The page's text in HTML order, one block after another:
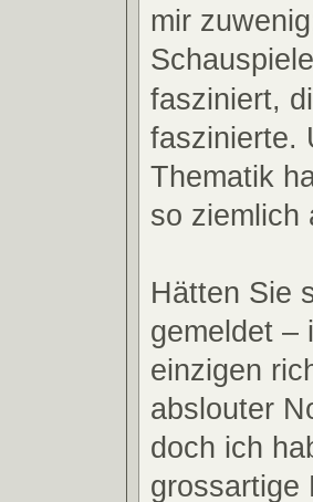
mir
fasziniert,
faszinierte.
Thematik
so ziemlich
Hätten Sie
gemeldet –
einzigen
abslouter
doch ich
grossartige